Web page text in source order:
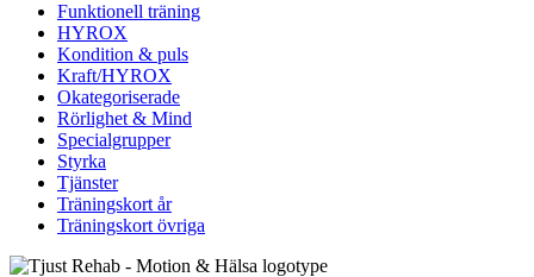
Funktionell träning
HYROX
Kondition & puls
Kraft/HYROX
Okategoriserade
Rörlighet & Mind
Specialgrupper
Styrka
Tjänster
Träningskort år
Träningskort övriga